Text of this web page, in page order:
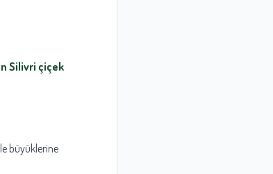
Silivri çiçek
büyüklerine